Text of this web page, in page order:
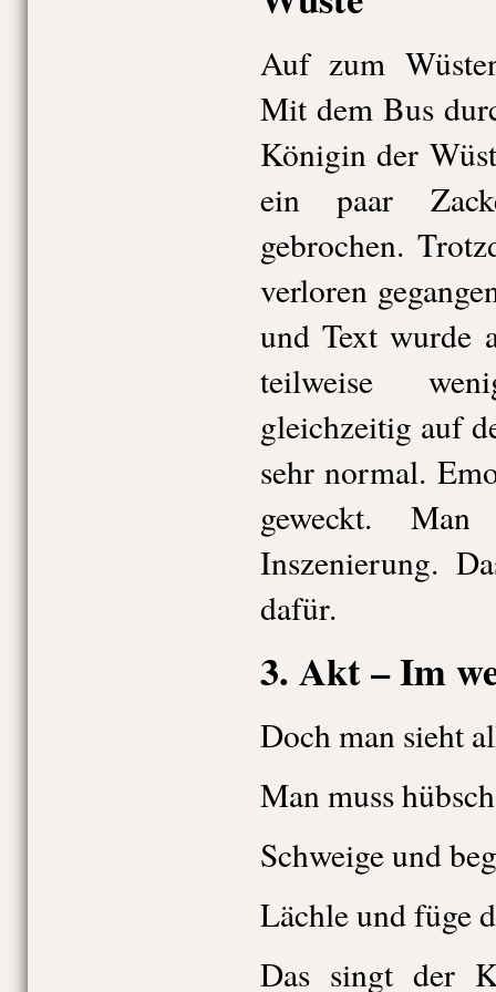
Auf zum
Mit dem Bus
Königin der
ein paar
gebrochen.
verloren
und Text wurde
teilweise
gleichzeitig auf
sehr normal.
geweckt.
Inszenierung.
dafür.
3. Akt – Im
Doch man sieht
Man muss
Schweige und
Lächle und füge
Das singt der